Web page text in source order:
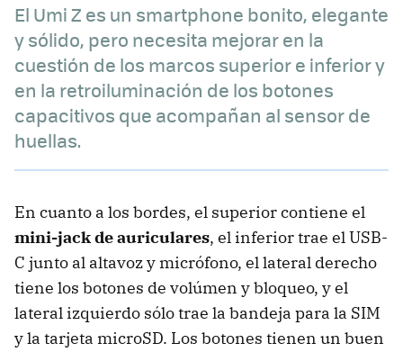
El Umi Z es un smartphone bonito, elegante
y sólido, pero necesita mejorar en la
cuestión de los marcos superior e inferior y
en la retroiluminación de los botones
capacitivos que acompañan al sensor de
huellas.
En cuanto a los bordes, el superior contiene el
mini-jack de auriculares, el inferior trae el USB-
C junto al altavoz y micrófono, el lateral derecho
tiene los botones de volúmen y bloqueo, y el
lateral izquierdo sólo trae la bandeja para la SIM
y la tarjeta microSD. Los botones tienen un buen